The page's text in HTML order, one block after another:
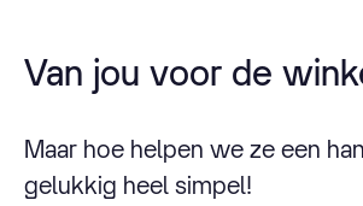
Van jou voor de
Maar hoe helpen we ze een
gelukkig heel simpel!